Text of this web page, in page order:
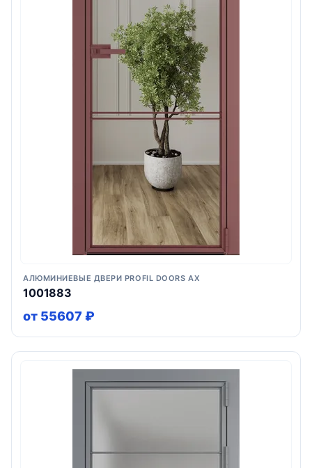
АЛЮМИНИЕВЫЕ ДВЕРИ PROFIL DOORS AX
1001883
от 55607 ₽